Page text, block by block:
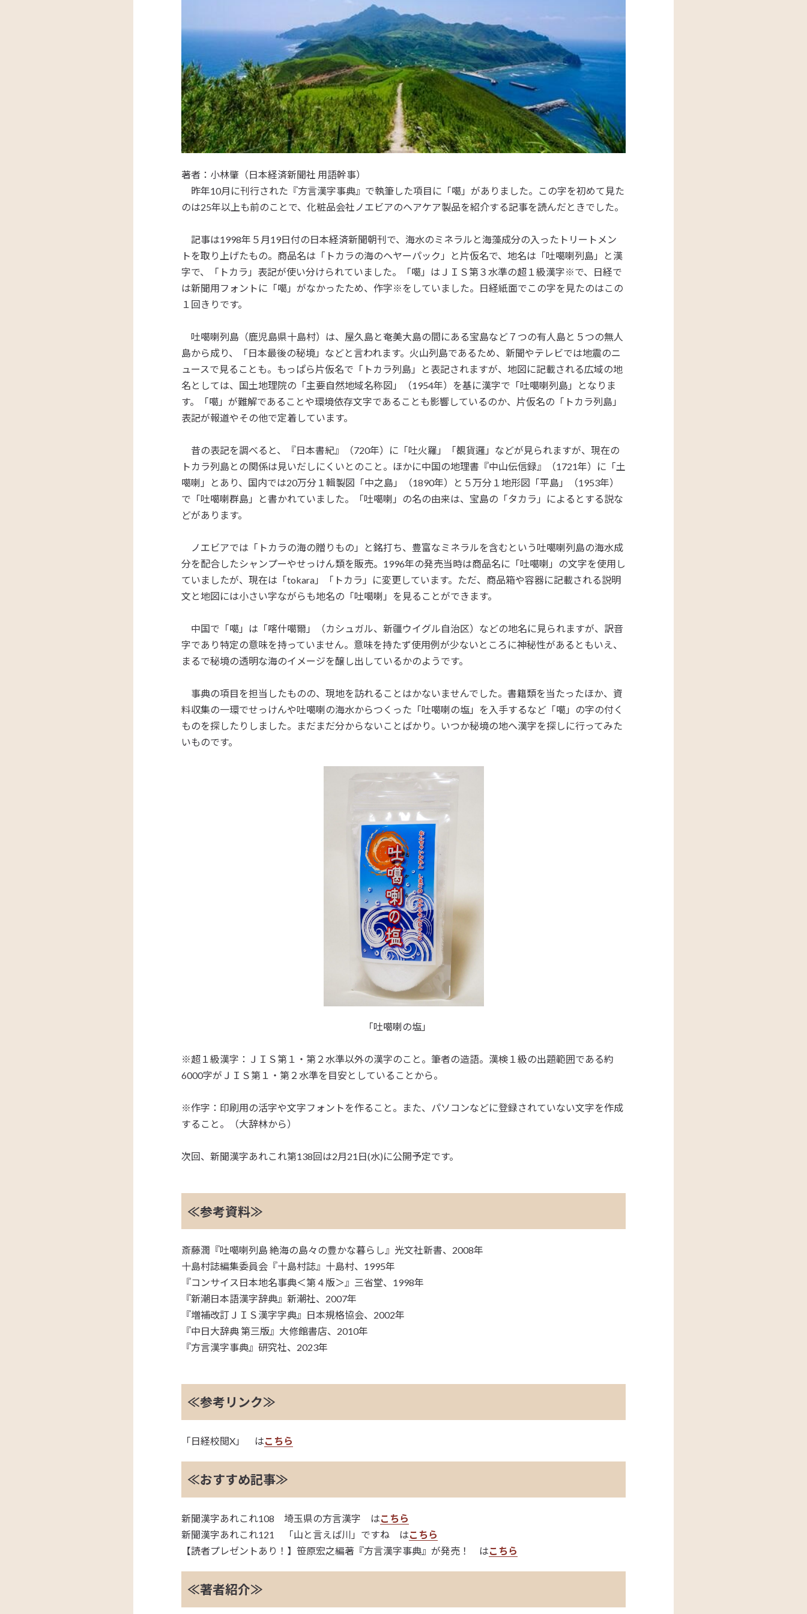
著者：小林肇（日本経済新聞社 用語幹事）
昨年10月に刊行された『方言漢字事典』で執筆した項目に「噶」がありました。この字を初めて見た
のは25年以上も前のことで、化粧品会社ノエビアのヘアケア製品を紹介する記事を読んだときでした。
記事は1998年５月19日付の日本経済新聞朝刊で、海水のミネラルと海藻成分の入ったトリートメン
トを取り上げたもの。商品名は「トカラの海のヘヤーパック」と片仮名で、地名は「吐噶喇列島」と漢
字で、「トカラ」表記が使い分けられていました。「噶」はＪＩＳ第３水準の超１級漢字※で、日経で
は新聞用フォントに「噶」がなかったため、作字※をしていました。日経紙面でこの字を見たのはこの
１回きりです。
吐噶喇列島（鹿児島県十島村）は、屋久島と奄美大島の間にある宝島など７つの有人島と５つの無人
島から成り、「日本最後の秘境」などと言われます。火山列島であるため、新聞やテレビでは地震のニ
ュースで見ることも。もっぱら片仮名で「トカラ列島」と表記されますが、地図に記載される広域の地
名としては、国土地理院の「主要自然地域名称図」（1954年）を基に漢字で「吐噶喇列島」となりま
す。「噶」が難解であることや環境依存文字であることも影響しているのか、片仮名の「トカラ列島」
表記が報道やその他で定着しています。
昔の表記を調べると、『日本書紀』（720年）に「吐火羅」「覩貨邏」などが見られますが、現在の
トカラ列島との関係は見いだしにくいとのこと。ほかに中国の地理書『中山伝信録』（1721年）に「土
噶喇」とあり、国内では20万分１輯製図「中之島」（1890年）と５万分１地形図「平島」（1953年）
で「吐噶喇群島」と書かれていました。「吐噶喇」の名の由来は、宝島の「タカラ」によるとする説な
どがあります。
ノエビアでは「トカラの海の贈りもの」と銘打ち、豊富なミネラルを含むという吐噶喇列島の海水成
分を配合したシャンプーやせっけん類を販売。1996年の発売当時は商品名に「吐噶喇」の文字を使用し
ていましたが、現在は「tokara」「トカラ」に変更しています。ただ、商品箱や容器に記載される説明
文と地図には小さい字ながらも地名の「吐噶喇」を見ることができます。
中国で「噶」は「喀什噶爾」（カシュガル、新疆ウイグル自治区）などの地名に見られますが、訳音
字であり特定の意味を持っていません。意味を持たず使用例が少ないところに神秘性があるともいえ、
まるで秘境の透明な海のイメージを醸し出しているかのようです。
事典の項目を担当したものの、現地を訪れることはかないませんでした。書籍類を当たったほか、資
料収集の一環でせっけんや吐噶喇の海水からつくった「吐噶喇の塩」を入手するなど「噶」の字の付く
ものを探したりしました。まだまだ分からないことばかり。いつか秘境の地へ漢字を探しに行ってみた
いものです。
「吐噶喇の塩」
※超１級漢字：ＪＩＳ第１・第２水準以外の漢字のこと。筆者の造語。漢検１級の出題範囲である約
6000字がＪＩＳ第１・第２水準を目安としていることから。
※作字：印刷用の活字や文字フォントを作ること。また、パソコンなどに登録されていない文字を作成
すること。（大辞林から）
次回、新聞漢字あれこれ第138回は2月21日(水)に公開予定です。
≪参考資料≫
斎藤潤『吐噶喇列島 絶海の島々の豊かな暮らし』光文社新書、2008年
十島村誌編集委員会『十島村誌』十島村、1995年
『コンサイス日本地名事典＜第４版＞』三省堂、1998年
『新潮日本語漢字辞典』新潮社、2007年
『増補改訂ＪＩＳ漢字字典』日本規格協会、2002年
『中日大辞典 第三版』大修館書店、2010年
『方言漢字事典』研究社、2023年
≪参考リンク≫
「日経校閲X」 はこちら
≪おすすめ記事≫
新聞漢字あれこれ108 埼玉県の方言漢字 はこちら
新聞漢字あれこれ121 「山と言えば川」ですね はこちら
【読者プレゼントあり！】笹原宏之編著『方言漢字事典』が発売！ はこちら
≪著者紹介≫